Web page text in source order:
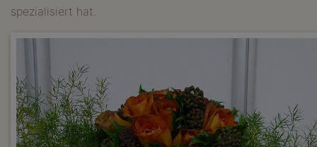
spezialisiert hat.